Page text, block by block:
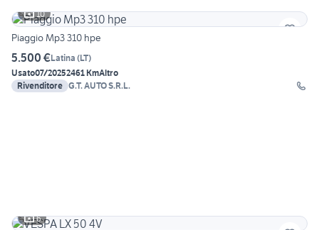
10
Piaggio Mp3 310 hpe
5.500 €Latina (LT)
Usato07/20252461 KmAltro
Rivenditore G.T. AUTO S.R.L.
6